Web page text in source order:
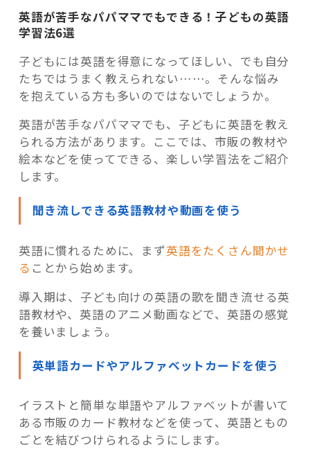
英語が苦手なパパママでもできる！子どもの英語
学習法6選
子どもには英語を得意になってほしい、でも自分
たちではうまく教えられない……。そんな悩み
を抱えている方も多いのではないでしょうか。
英語が苦手なパパママでも、子どもに英語を教え
られる方法があります。ここでは、市販の教材や
絵本などを使ってできる、楽しい学習法をご紹介
します。
聞き流しできる英語教材や動画を使う
英語に慣れるために、まず英語をたくさん聞かせ
る ことから始めます。
導入期は、子ども向けの英語の歌を聞き流せる英
語教材や、英語のアニメ動画などで、英語の感覚
を養いましょう。
英単語カードやアルファベットカードを使う
イラストと簡単な単語やアルファベットが書いて
ある市販のカード教材などを使って、英語ともの
ごとを結びつけられるようにします。